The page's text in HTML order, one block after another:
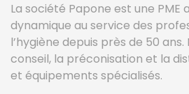
La société Papone est une PME
dynamique au service des
l’hygiène depuis près de 50
conseil, la préconisation et la
et équipements spécialisés.